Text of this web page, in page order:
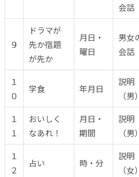
会話
９
ドラマが
先か宿題
が先か
月日・
曜日
男女
会話
１
０
学食 年月日
説明
（男）
１
１
おいしく
なあれ！
月日・
期間
説明
（男）
１
２
占い 時・分
説明
（女）